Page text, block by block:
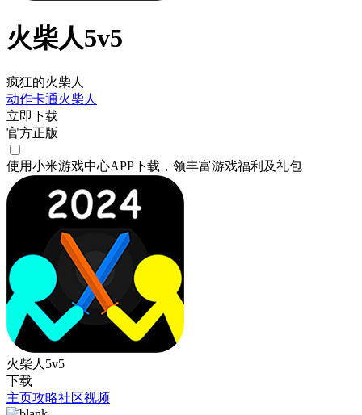
火柴人5v5
疯狂的火柴人
动作卡通火柴人
立即下载
官方正版
使用小米游戏中心APP下载 ，领丰富游戏福利 及礼包
火柴人5v5
下载
主页攻略社区视频